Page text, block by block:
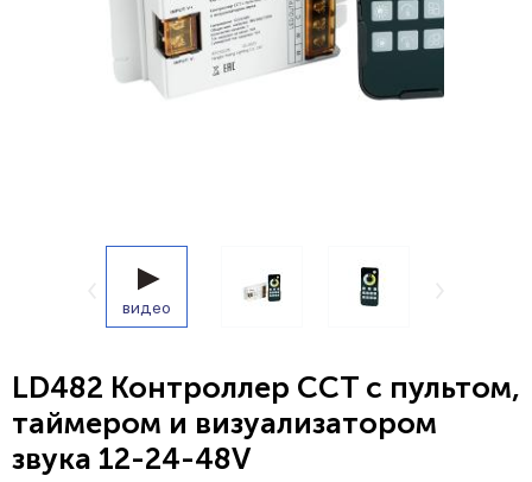
видео
LD482 Контроллер CCT с пультом,
таймером и визуализатором
звука 12-24-48V